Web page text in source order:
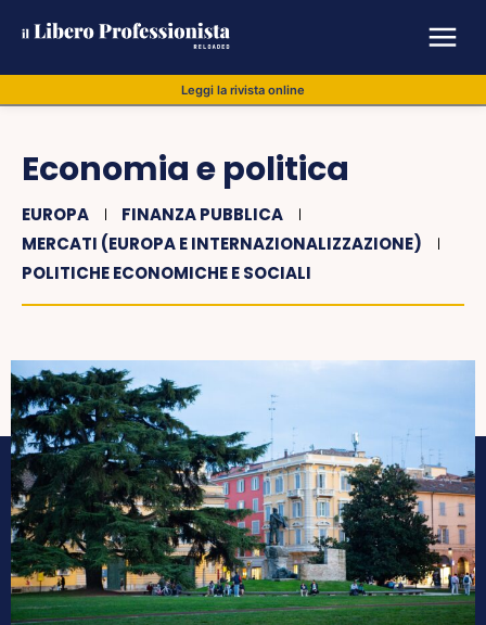
Leggi la rivista online
Economia e politica
EUROPA
FINANZA PUBBLICA
MERCATI (EUROPA E INTERNAZIONALIZZAZIONE)
POLITICHE ECONOMICHE E SOCIALI